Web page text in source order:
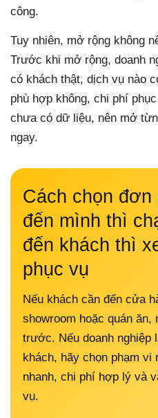
công.
Tuy nhiên, mở rộng không
Trước khi mở rộng, doanh
có khách thật, dịch vụ nào
phù hợp không, chi phí
chưa có dữ liệu, nên mở
ngay.
Cách chọn đơn
đến mình thì
đến khách thì
phục vụ
Nếu khách cần đến cửa
showroom hoặc quán
trước. Nếu doanh nghiệp
khách, hãy chọn phạm vi
nhanh, chi phí hợp lý và
vụ.